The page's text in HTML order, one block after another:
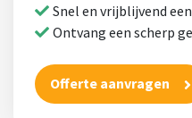
Snel en vrijblijvend
Ontvang een scherp
Offerte aanvragen